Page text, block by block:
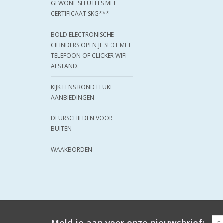
GEWONE SLEUTELS MET
CERTIFICAAT SKG***
BOLD ELECTRONISCHE
CILINDERS OPEN JE SLOT MET
TELEFOON OF CLICKER WIFI
AFSTAND.
KIJK EENS ROND LEUKE
AANBIEDINGEN
DEURSCHILDEN VOOR
BUITEN
WAAKBORDEN